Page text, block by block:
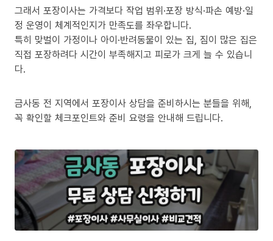
그래서 포장이사는 가격보다 작업 범위·포장 방식·파손 예방·일
정 운영이 체계적인지가 만족도를 좌우합니다.
특히 맞벌이 가정이나 아이·반려동물이 있는 집, 짐이 많은 집은
직접 포장하려다 시간이 부족해지고 피로가 크게 늘 수 있습니
다.
금사동 전 지역에서 포장이사 상담을 준비하시는 분들을 위해,
꼭 확인할 체크포인트와 준비 요령을 안내해 드립니다.